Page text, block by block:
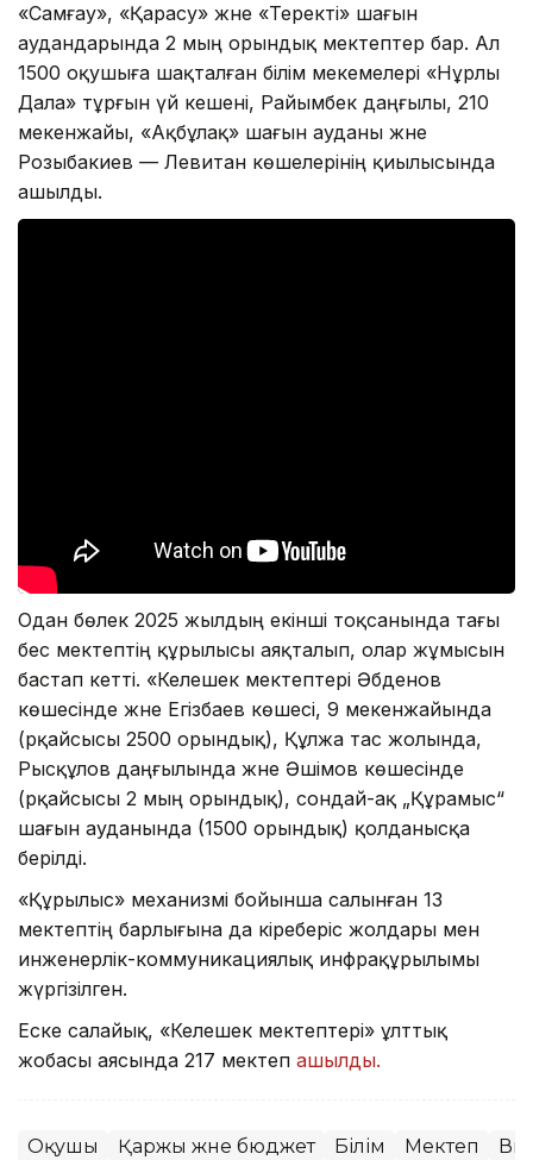
«Самғау», «Қарасу» және «Теректі» шағын
аудандарында 2 мың орындық мектептер бар. Ал
1500 оқушыға шақталған білім мекемелері «Нұрлы
Дала» тұрғын үй кешені, Райымбек даңғылы, 210
мекенжайы, «Ақбұлақ» шағын ауданы және
Розыбакиев — Левитан көшелерінің қиылысында
ашылды.
Одан бөлек 2025 жылдың екінші тоқсанында тағы
бес мектептің құрылысы аяқталып, олар жұмысын
бастап кетті. «Келешек мектептері Әбденов
көшесінде және Егізбаев көшесі, 9 мекенжайында
(әрқайсысы 2500 орындық), Құлжа тас жолында,
Рысқұлов даңғылында және Әшімов көшесінде
(әрқайсысы 2 мың орындық), сондай-ақ „Құрамыс“
шағын ауданында (1500 орындық) қолданысқа
берілді.
«Құрылыс» механизмі бойынша салынған 13
мектептің барлығына да кіреберіс жолдары мен
инженерлік-коммуникациялық инфрақұрылымы
жүргізілген.
Еске салайық, «Келешек мектептері» ұлттық
жобасы аясында 217 мектеп ашылды.
Оқушы Қаржы және бюджет Білім Мектеп